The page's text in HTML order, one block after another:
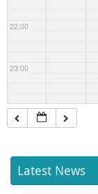
22:00
23:00
Latest News